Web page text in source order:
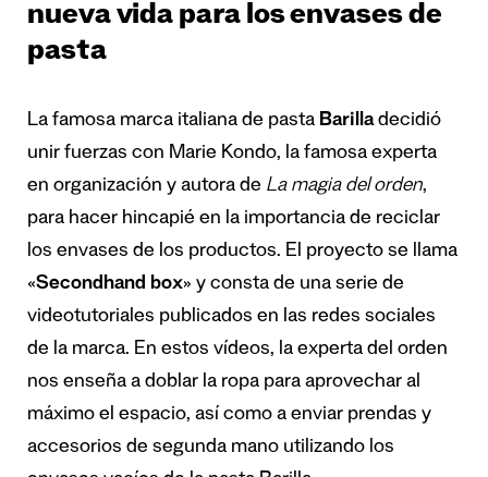
nueva vida para los envases de
pasta
La famosa marca italiana de pasta Barilladecidió
unir fuerzas con Marie Kondo, la famosa experta
en organización y autora de La magia del orden,
para hacer hincapié en la importancia de reciclar
los envases de los productos. El proyecto se llama
«Secondhand box» y consta de una serie de
videotutoriales publicados en las redes sociales
de la marca. En estos vídeos, la experta del orden
nos enseña a doblar la ropa para aprovechar al
máximo el espacio, así como a enviar prendas y
accesorios de segunda mano utilizando los